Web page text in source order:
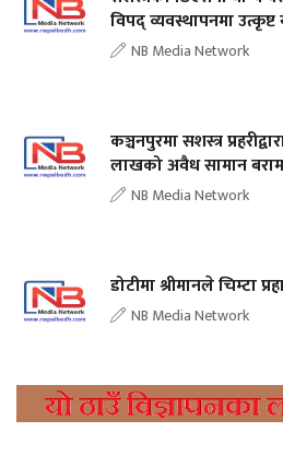
विपद् व्यवस्थापनमा
NB Media Network
कञ्चनपुरमा सशस्त्र
लाखको अवैध सामान
NB Media Network
डोटीमा श्रीमानले चिम्टा
NB Media Network